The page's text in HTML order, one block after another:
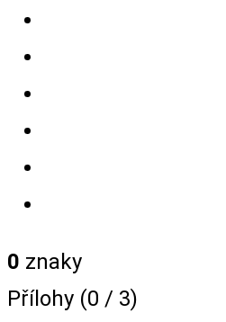
0 znaky
Přílohy (0 / 3)